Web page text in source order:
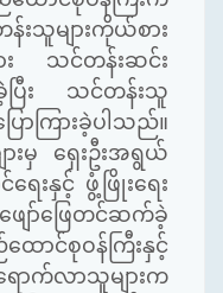
များကိုယ်စား
သင်တန်းဆင်း
ခဲ့ပြီး သင်တန်းသူ
ောကြားခဲ့ပါသည်။
းမှ ရှေးဦးအရွယ်
းနှင့် ဖွံ့ဖြိုးရေး
ဖျော်ဖြေတင်ဆက်ခဲ့
စုဝန်ကြီးနှင့်
က်လာသူများက